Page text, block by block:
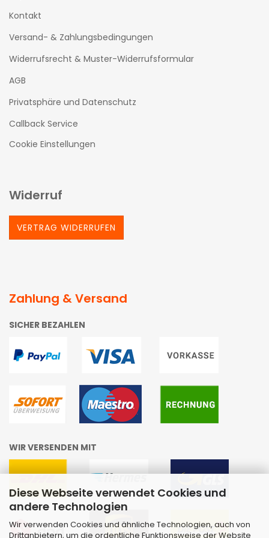
Diese Webseite verwendet Cookies und
andere Technologien
Wir verwenden Cookies und ähnliche Technologien, auch von
Drittanbietern, um die ordentliche Funktionsweise der Website
Kontakt
Versand- & Zahlungsbedingungen
Widerrufsrecht & Muster-Widerrufsformular
AGB
Privatsphäre und Datenschutz
Callback Service
Cookie Einstellungen
Widerruf
VERTRAG WIDERRUFEN
Zahlung & Versand
SICHER BEZAHLEN
WIR VERSENDEN MIT